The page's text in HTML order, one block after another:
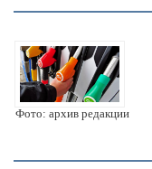
Фото: архив редакции